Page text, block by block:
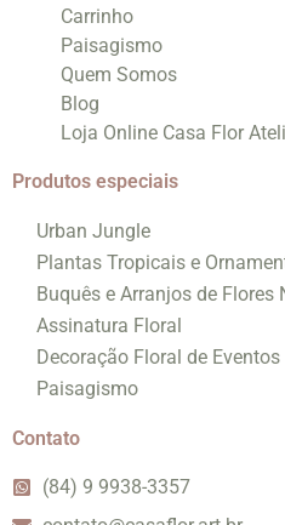
Carrinho
Paisagismo
Quem Somos
Blog
Loja Online Casa Flor
Produtos especiais
Urban Jungle
Plantas Tropicais e
Buquês e Arranjos de Flores
Assinatura Floral
Decoração Floral de Eventos
Paisagismo
Contato
(84) 9 9938-3357